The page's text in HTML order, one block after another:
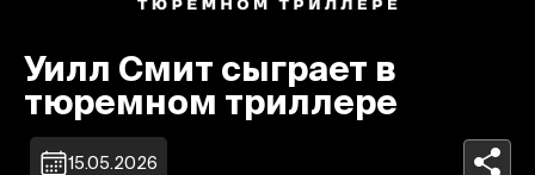
Уилл Смит сыграет в
тюремном триллере
15.05.2026